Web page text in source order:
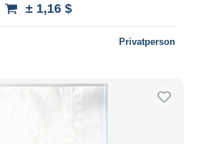
± 1,16 $
Privatperson